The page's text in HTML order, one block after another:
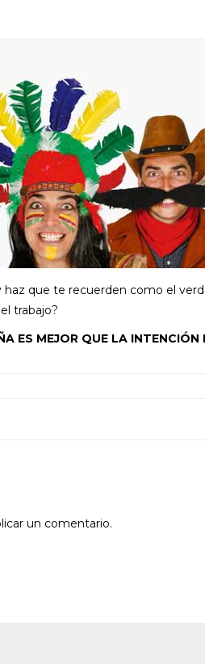
haz que te recuerden como el
trabajo?
ES MEJOR QUE LA INTENCIÓN
un comentario.